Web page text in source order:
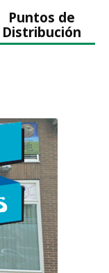
Puntos de
Distribución